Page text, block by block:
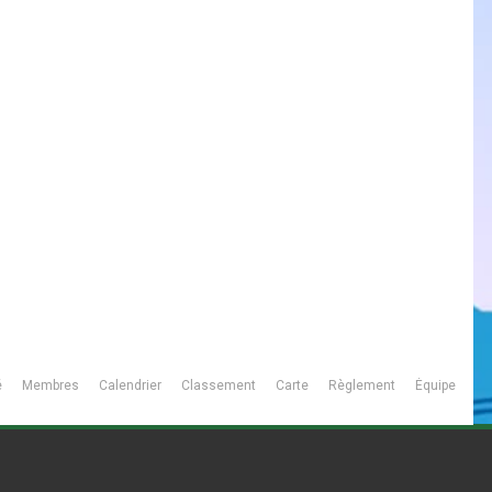
Membres Calendrier Classement Carte Règlement Équipe